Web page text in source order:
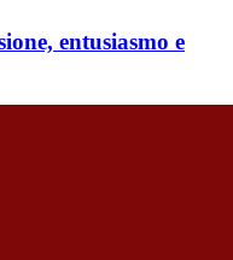
entusiasmo e